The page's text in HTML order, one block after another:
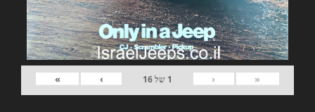
«
‹
1 של16
›
»